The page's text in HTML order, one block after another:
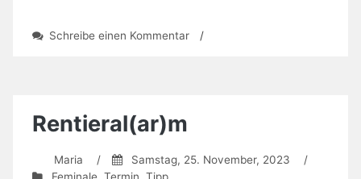
Schreibe einen Kommentarzu /
Rentieral(ar)m
Maria / Samstag, 25. November, 2023
/